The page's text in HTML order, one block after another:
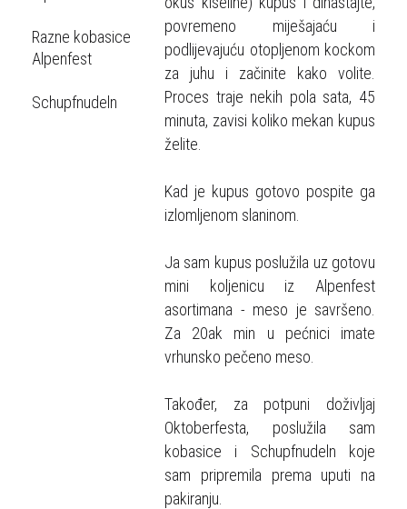
Razne kobasice
Alpenfest
Schupfnudeln
povremeno miješajaću i
podlijevajuću otopljenom kockom
za juhu i začinite kako volite.
Proces traje nekih pola sata, 45
minuta, zavisi koliko mekan kupus
želite.
Kad je kupus gotovo pospite ga
izlomljenom slaninom.
Ja sam kupus poslužila uz gotovu
mini koljenicu iz Alpenfest
asortimana - meso je savršeno.
Za 20ak min u pećnici imate
vrhunsko pečeno meso.
Također, za potpuni doživljaj
Oktoberfesta, poslužila sam
kobasice i Schupfnudeln koje
sam pripremila prema uputi na
pakiranju.